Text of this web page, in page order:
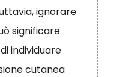
ignorare
significare
individuare
cutanea